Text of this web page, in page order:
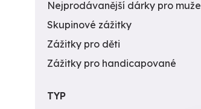
Nejprodávanější dárky pro muže
Skupinové zážitky
Zážitky pro děti
Zážitky pro handicapované
TYP